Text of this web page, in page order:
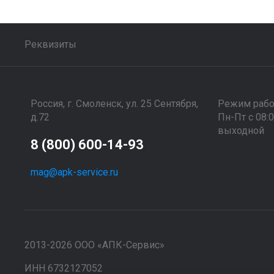
Реквизиты
Россия, г. Смоленск, ул. 25 Сентября,
д.72
8 (800) 600-14-93
mag@apk-service.ru
Режим
Пн-Пт с
выходной
2013-2026 ООО «АПК-Сервис»
ИНН 6732127052